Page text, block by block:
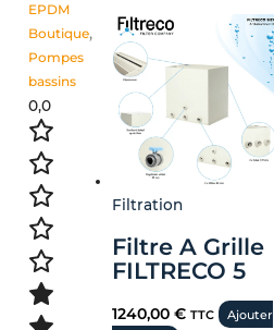
EPDM
Boutique,
Pompes
bassins
0,0
Filtration
Filtre A Grille
FILTRECO 5
1240,00 € TTC
Ajouter